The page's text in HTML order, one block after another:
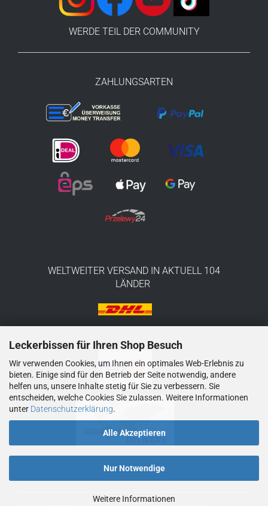
Leckerbissen für Ihren Shop Besuch
Wir verwenden Cookies, um Ihnen ein optimales Web-Erlebnis zu
bieten. Einige sind für den Betrieb der Seite notwendig, andere
helfen uns, unsere Inhalte stetig für Sie zu verbessern. Sie
entscheiden, welche Cookies Sie zulassen. Weitere Informationen
unter Datenschutzerklärung.
Alle Akzeptieren
Nur Notwendige
Weitere Informationen
WERDE TEIL DER COMMUNITY
ZAHLUNGSARTEN
WELTWEITER VERSAND IN AKTUELL 104
LÄNDER